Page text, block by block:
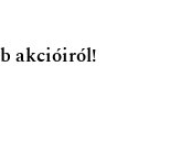
akcióiról!